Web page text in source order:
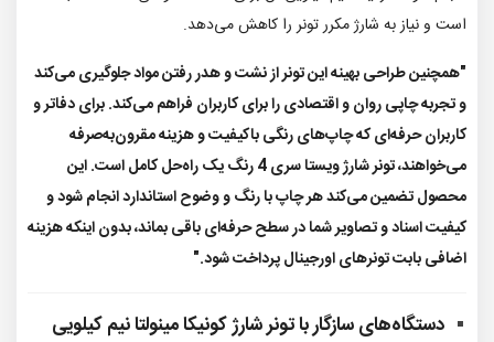
است و نیاز به شارژ مکرر تونر را کاهش می‌دهد.
"همچنین طراحی بهینه این تونر از نشت و هدر رفتن مواد جلوگیری می‌کند
و تجربه چاپی روان و اقتصادی را برای کاربران فراهم می‌کند. برای دفاتر و
کاربران حرفه‌ای که چاپ‌های رنگی باکیفیت و هزینه مقرون‌به‌صرفه
می‌خواهند، تونر شارژ ویستا سری 4 رنگ یک راه‌حل کامل است. این
محصول تضمین می‌کند هر چاپ با رنگ و وضوح استاندارد انجام شود و
کیفیت اسناد و تصاویر شما در سطح حرفه‌ای باقی بماند، بدون اینکه هزینه
اضافی بابت تونرهای اورجینال پرداخت شود."
دستگاه‌های سازگار باتونر شارژ کونیکا مینولتا نیم کیلویی